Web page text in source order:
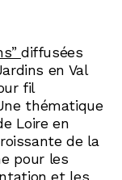
diffusées
en Val
fil
thématique
Loire en
de la
pour les